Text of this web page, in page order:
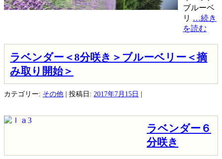
ブルーベ
リ …続き
を読む
ラベンダー＜8分咲き＞ブルーベリー＜摘
み取り開始＞
カテゴリー: その他 | 投稿日: 2017年7月15日 |
ラベンダー６
分咲き